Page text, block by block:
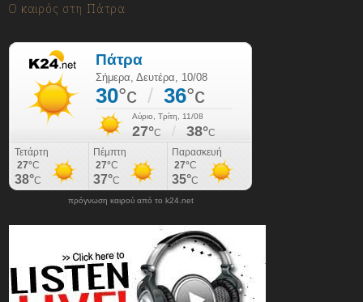
Ο καιρός στη Πάτρα
πρόγνωση καιρού από το k24.net